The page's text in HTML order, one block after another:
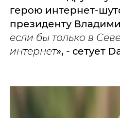
герою интернет-
президенту
если бы только в
интернет», - сетует